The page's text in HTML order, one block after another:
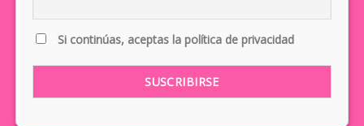
Si continúas, aceptas la política de privacidad